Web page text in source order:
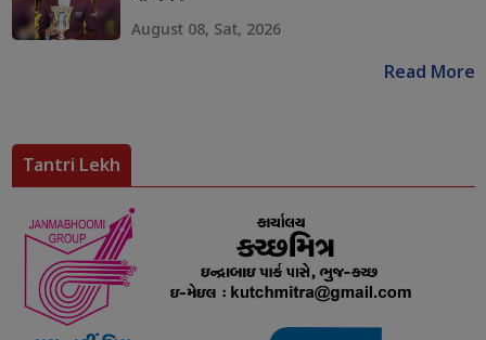
August 08, Sat, 2026
Read More
Tantri Lekh